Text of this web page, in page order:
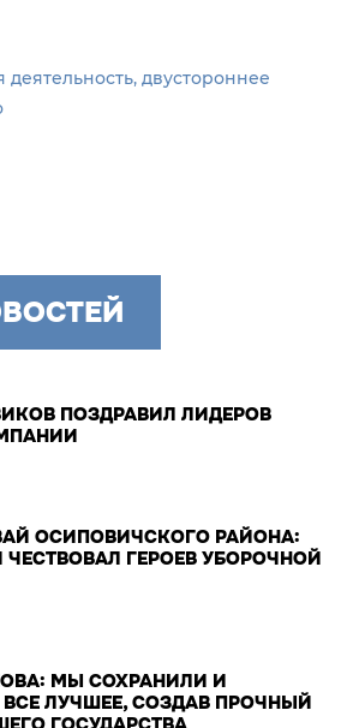
двустороннее
ПОЗДРАВИЛ ЛИДЕРОВ
ОСИПОВИЧСКОГО РАЙОНА:
ГЕРОЕВ УБОРОЧНОЙ
МЫ СОХРАНИЛИ И
ЛУЧШЕЕ, СОЗДАВ ПРОЧНЫЙ